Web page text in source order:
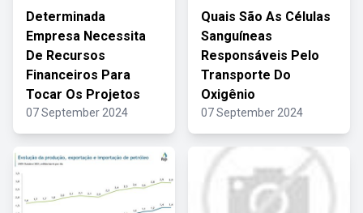
Determinada
Empresa Necessita
De Recursos
Financeiros Para
Tocar Os Projetos
07 September 2024
Quais São As Células
Sanguíneas
Responsáveis Pelo
Transporte Do
Oxigênio
07 September 2024